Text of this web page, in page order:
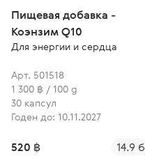
Пищевая добавка -
Коэнзим Q10
Для энергии и сердца
Арт. 501518
1 300 ฿ / 100 g
30 капсул
Годен до: 10.11.2027
520 ฿ 14.9 б